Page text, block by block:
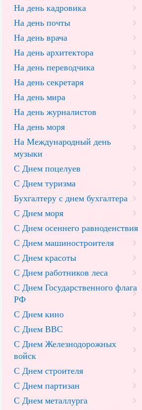
На день кадровика
На день почты
На день врача
На день архитектора
На день переводчика
На день секретаря
На день мира
На день журналистов
На день моря
На Международный день
музыки
С Днем поцелуев
С Днем туризма
Бухгалтеру с днем бухгалтера
С Днем моря
С Днем осеннего равноденствия
С Днем машиностроителя
С Днем красоты
С Днем работников леса
С Днем Государственного флага
РФ
С Днем кино
С Днем ВВС
С Днем Железнодорожных
войск
С Днем строителя
С Днем партизан
С Днем металлурга